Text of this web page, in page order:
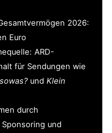
2026:
Euro
ARD-
für Sendungen wie
und Klein
durch
und